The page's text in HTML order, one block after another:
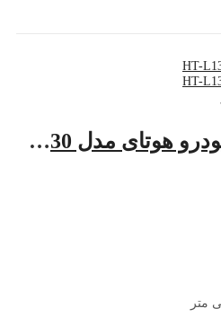
دزدگیر تصویری خودرو هوتای مدل HT-L130